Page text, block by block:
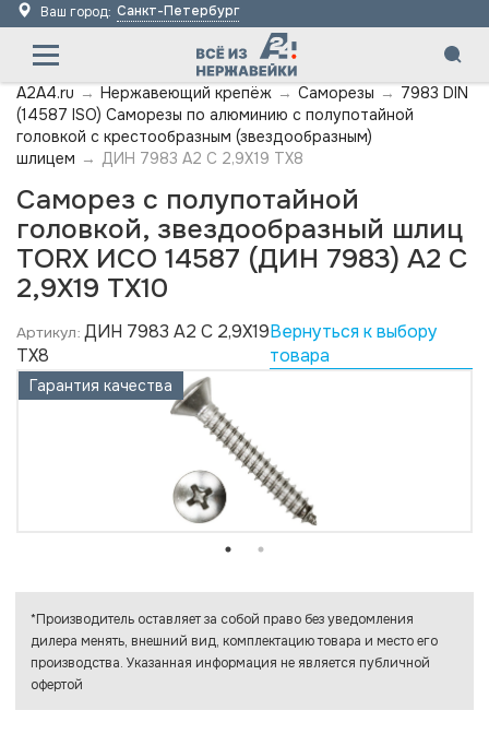
Ваш город: Санкт-Петербург
A2A4.ru → Нержавеющий крепёж → Саморезы → 7983 DIN
(14587 ISO) Саморезы по алюминию с полупотайной
головкой с крестообразным (звездообразным)
шлицем → ДИН 7983 А2 C 2,9X19 TX8
Саморез с полупотайной
головкой, звездообразный шлиц
TORX ИСО 14587 (ДИН 7983) А2 C
2,9X19 TX10
Артикул: ДИН 7983 А2 C 2,9X19
TX8
Вернуться к выбору
товара
Гарантия качества
*Производитель оставляет за собой право без уведомления
дилера менять, внешний вид, комплектацию товара и место его
производства. Указанная информация не является публичной
офертой